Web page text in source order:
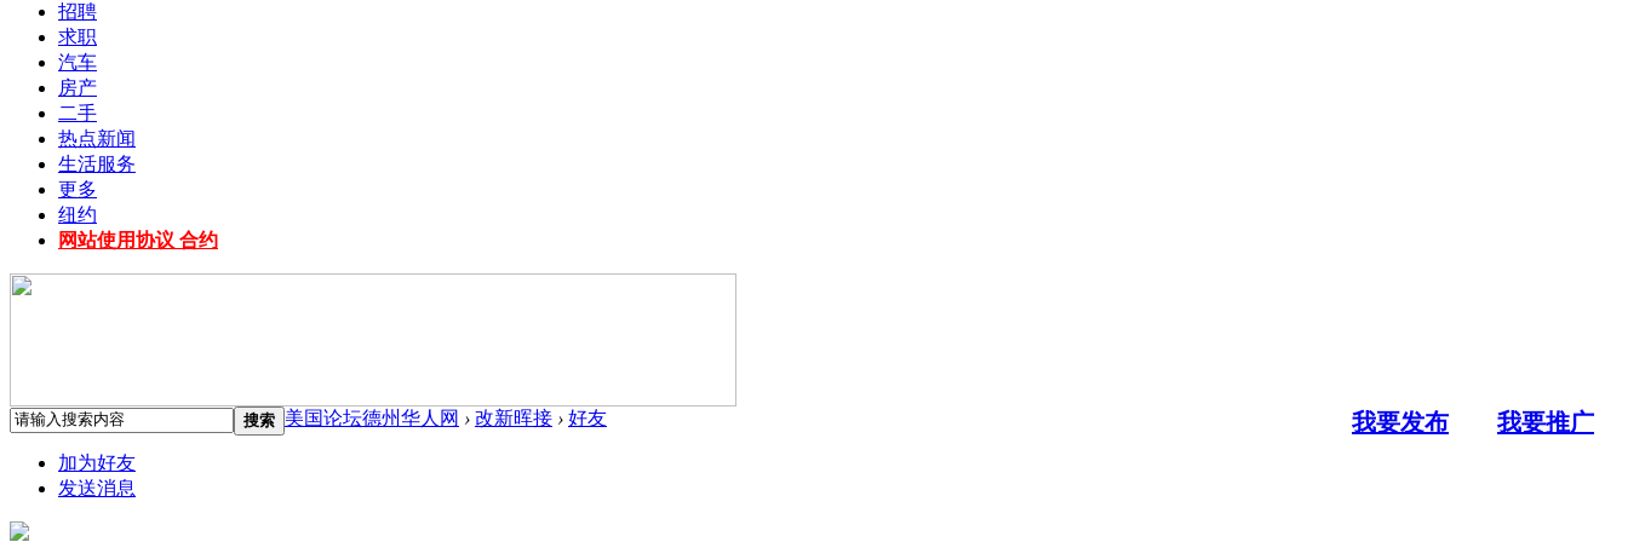
招聘
求职
汽车
房产
二手
热点新闻
生活服务
更多
纽约
网站使用协议 合约
搜索 我要发布 我要推广
美国论坛德州华人网 › 改新晖接 › 好友
加为好友
发送消息